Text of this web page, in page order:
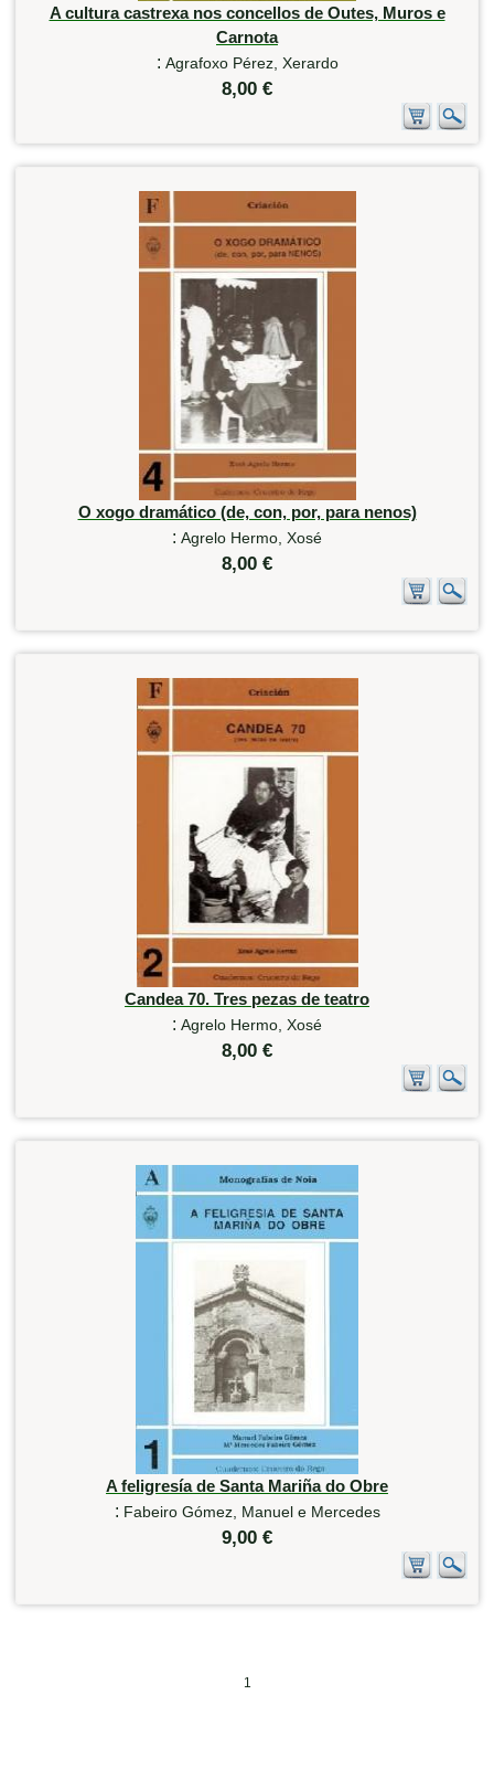
A cultura castrexa nos concellos de Outes, Muros e
Carnota
: Agrafoxo Pérez, Xerardo
8,00 €
O xogo dramático (de, con, por, para nenos)
: Agrelo Hermo, Xosé
8,00 €
Candea 70. Tres pezas de teatro
: Agrelo Hermo, Xosé
8,00 €
A feligresía de Santa Mariña do Obre
: Fabeiro Gómez, Manuel e Mercedes
9,00 €
1